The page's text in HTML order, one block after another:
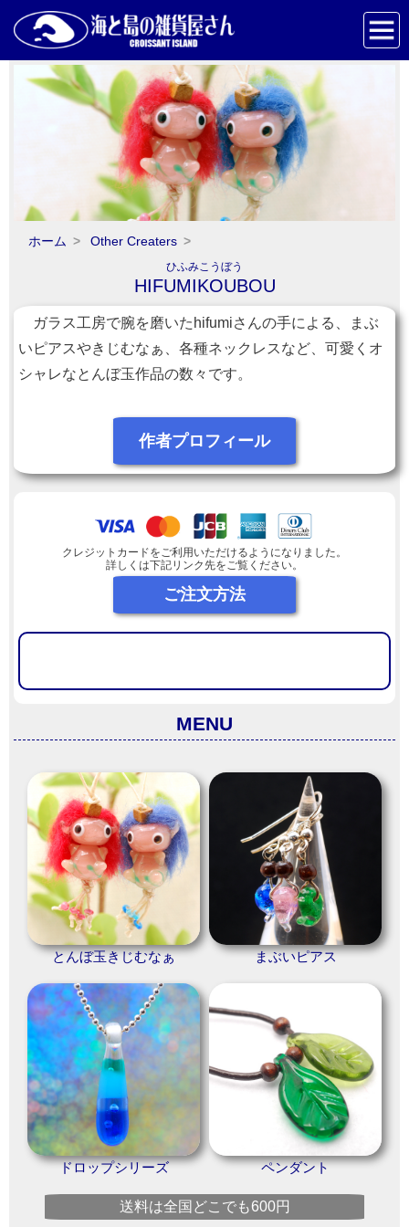
ホーム Other Creaters
ひふみこうぼう
HIFUMIKOUBOU
ガラス工房で腕を磨いたhifumiさんの手による、まぶ
いピアスやきじむなぁ、各種ネックレスなど、可愛くオ
シャレなとんぼ玉作品の数々です。
作者プロフィール
クレジットカードをご利用いただけるようになりました。
詳しくは下記リンク先をご覧ください。
ご注文方法
MENU
とんぼ玉きじむなぁ まぶいピアス
ドロップシリーズ ペンダント
送料は全国どこでも600円